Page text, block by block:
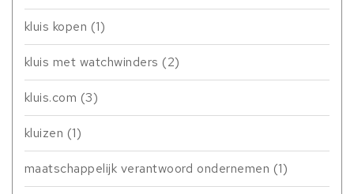
kluis kopen (1)
kluis met watchwinders (2)
kluis.com (3)
kluizen (1)
maatschappelijk verantwoord ondernemen (1)